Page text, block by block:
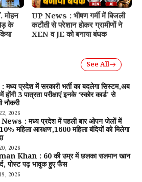
मोहन
के
UP News : भीषण गर्मी में बिजली
कटौती से परेशान होकर ग्रामीणों ने
XEN व JE को बनाया बंधक
See All
मध्य प्रदेश में सरकारी भर्ती का बदलेगा सिस्टम,अब
होंगी 3 पात्रता परीक्षाएं इनके ‘स्कोर कार्ड’ से
नौकरी
2026
: मध्य प्रदेश में पहली बार ओपन जेलों में
10% महिला आरक्षण,1600 महिला बंदियों को मिलेगा
2026
Khan : 60 की उम्र में छलका सलमान खान
पोस्ट पढ़ भावुक हुए फैंस
2026